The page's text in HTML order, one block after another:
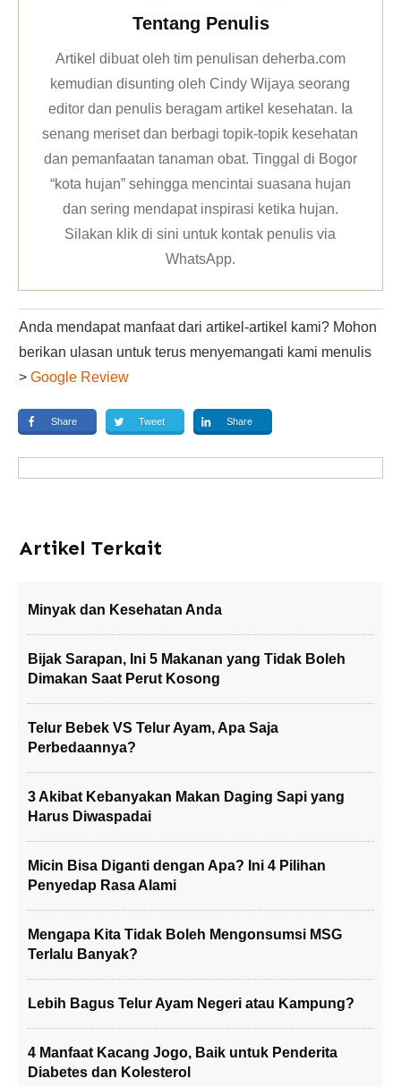
Tentang Penulis
Artikel dibuat oleh tim penulisan deherba.com
kemudian disunting oleh Cindy Wijaya seorang
editor dan penulis beragam artikel kesehatan. Ia
senang meriset dan berbagi topik-topik kesehatan
dan pemanfaatan tanaman obat. Tinggal di Bogor
“kota hujan” sehingga mencintai suasana hujan
dan sering mendapat inspirasi ketika hujan.
Silakan klikdi sini untuk kontak penulis via
WhatsApp.
Anda mendapat manfaat dari artikel-artikel kami? Mohon
berikan ulasan untuk terus menyemangati kami menulis
> Google Review
Share Tweet Share
Artikel Terkait
Minyak dan Kesehatan Anda
Bijak Sarapan, Ini 5 Makanan yang Tidak Boleh
Dimakan Saat Perut Kosong
Telur Bebek VS Telur Ayam, Apa Saja
Perbedaannya?
3 Akibat Kebanyakan Makan Daging Sapi yang
Harus Diwaspadai
Micin Bisa Diganti dengan Apa? Ini 4 Pilihan
Penyedap Rasa Alami
Mengapa Kita Tidak Boleh Mengonsumsi MSG
Terlalu Banyak?
Lebih Bagus Telur Ayam Negeri atau Kampung?
4 Manfaat Kacang Jogo, Baik untuk Penderita
Diabetes dan Kolesterol